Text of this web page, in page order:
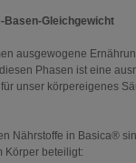
Basen-Gleichgewicht
ausgewogene
Phasen ist eine
unser körpereigenes
Nährstoffe in Basica®
Körper beteiligt: